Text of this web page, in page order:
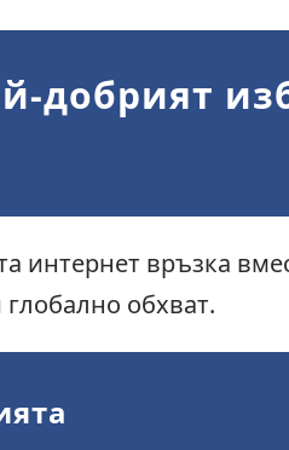
добрият
интернет връзка
обхват.